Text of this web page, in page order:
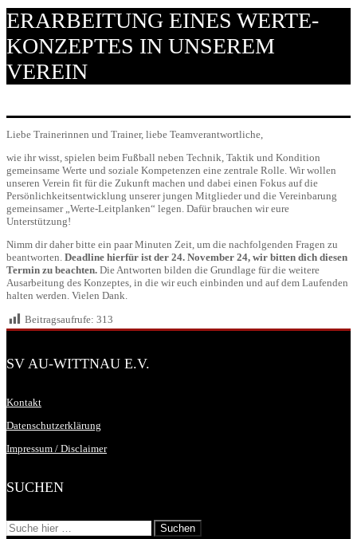
ERARBEITUNG EINES WERTE-
KONZEPTES IN UNSEREM
VEREIN
Liebe Trainerinnen und Trainer, liebe Teamverantwortliche,
wie ihr wisst, spielen beim Fußball neben Technik, Taktik und Kondition
gemeinsame Werte und soziale Kompetenzen eine zentrale Rolle. Wir wollen
unseren Verein fit für die Zukunft machen und dabei einen Fokus auf die
Persönlichkeitsentwicklung unserer jungen Mitglieder und die Vereinbarung
gemeinsamer „Werte-Leitplanken“ legen. Dafür brauchen wir eure
Unterstützung!
Nimm dir daher bitte ein paar Minuten Zeit, um die nachfolgenden Fragen zu
beantworten. Deadline hierfür ist der 24. November 24, wir bitten dich diesen
Termin zu beachten. Die Antworten bilden die Grundlage für die weitere
Ausarbeitung des Konzeptes, in die wir euch einbinden und auf dem Laufenden
halten werden. Vielen Dank.
Beitragsaufrufe: 313
SV AU-WITTNAU E.V.
Kontakt
Datenschutzerklärung
Impressum / Disclaimer
SUCHEN